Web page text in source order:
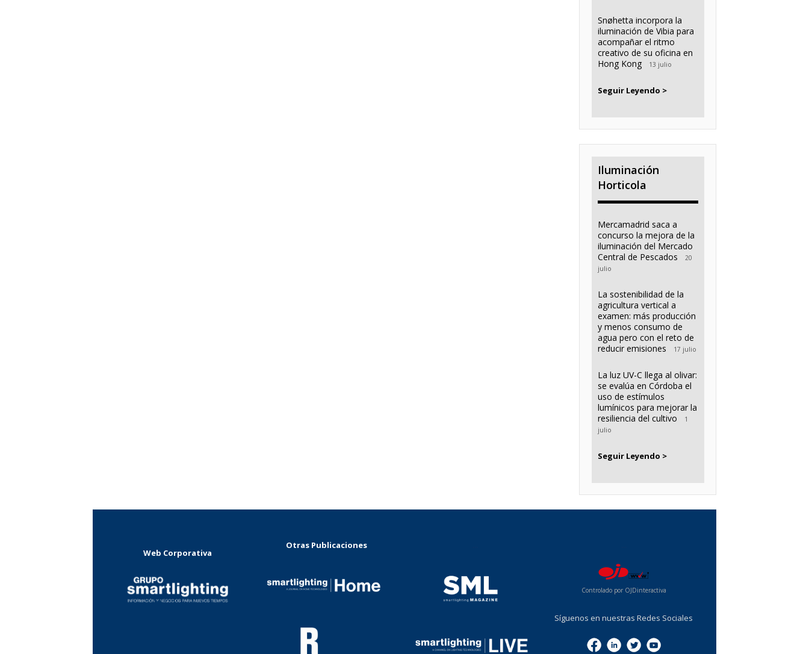
Snøhetta incorpora la
iluminación de Vibia para
acompañar el ritmo
creativo de su oficina en
Hong Kong
13 julio
Seguir Leyendo >
Iluminación
Horticola
Mercamadrid saca a
concurso la mejora de la
iluminación del Mercado
Central de Pescados
20
julio
La sostenibilidad de la
agricultura vertical a
examen: más producción
y menos consumo de
agua pero con el reto de
reducir emisiones
17 julio
La luz UV-C llega al olivar:
se evalúa en Córdoba el
uso de estímulos
lumínicos para mejorar la
resiliencia del cultivo
1
julio
Seguir Leyendo >
Web Corporativa
Otras Publicaciones
Controlado por OJDinteractiva
Síguenos en nuestras Redes Sociales